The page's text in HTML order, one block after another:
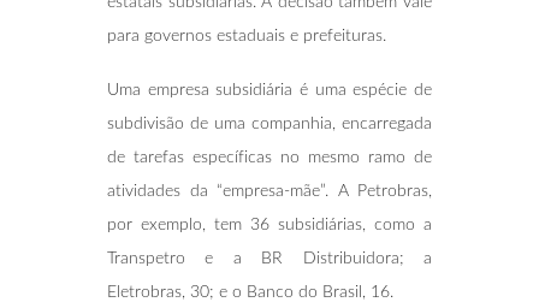
para governos estaduais e prefeituras.
Uma empresa subsidiária é uma espécie de
subdivisão de uma companhia, encarregada
de tarefas específicas no mesmo ramo de
atividades da “empresa-mãe”. A Petrobras,
por exemplo, tem 36 subsidiárias, como a
Transpetro e a BR Distribuidora; a
Eletrobras, 30; e o Banco do Brasil, 16.